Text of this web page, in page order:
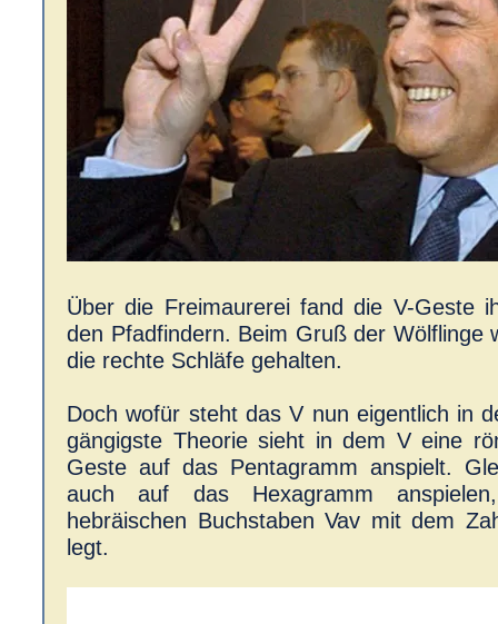
Über die Freimaurerei fand die V-Geste
den Pfadfindern. Beim Gruß der Wölflinge
die rechte Schläfe gehalten.
Doch wofür steht das V nun eigentlich in
gängigste Theorie sieht in dem V eine
Geste auf das Pentagramm anspielt.
auch auf das Hexagramm
hebräischen Buchstaben Vav mit dem
legt.